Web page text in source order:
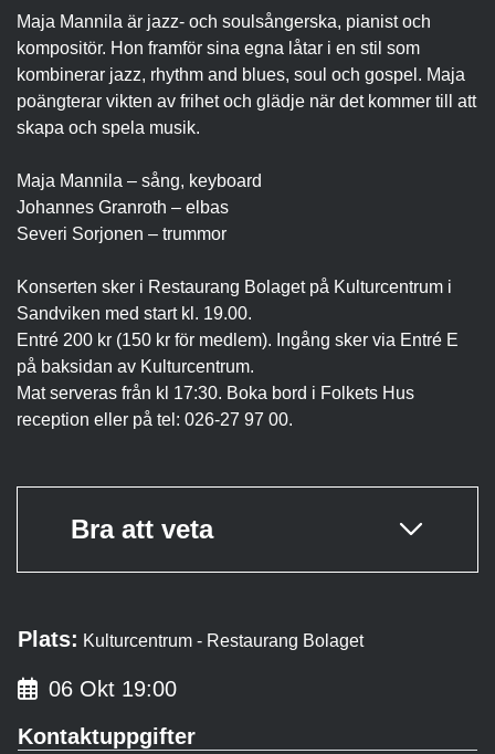
Maja Mannila är jazz- och soulsångerska, pianist och
kompositör. Hon framför sina egna låtar i en stil som
kombinerar jazz, rhythm and blues, soul och gospel. Maja
poängterar vikten av frihet och glädje när det kommer till att
skapa och spela musik.
Maja Mannila – sång, keyboard
Johannes Granroth – elbas
Severi Sorjonen – trummor
Konserten sker i Restaurang Bolaget på Kulturcentrum i
Sandviken med start kl. 19.00.
Entré 200 kr (150 kr för medlem). Ingång sker via Entré E
på baksidan av Kulturcentrum.
Mat serveras från kl 17:30. Boka bord i Folkets Hus
reception eller på tel: 026-27 97 00.
Bra att veta
Plats: Kulturcentrum - Restaurang Bolaget
06 Okt 19:00
Kontaktuppgifter